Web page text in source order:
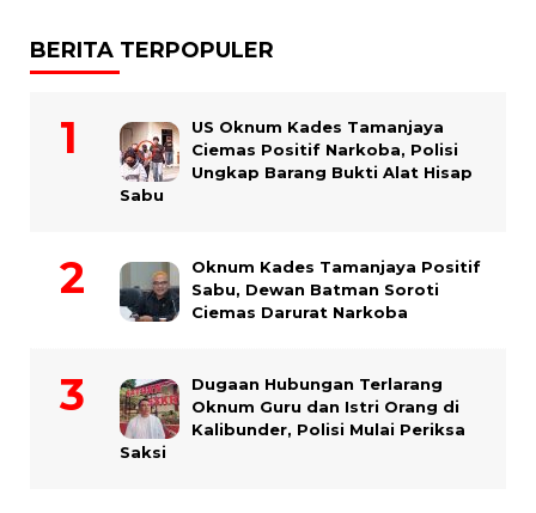
BERITA TERPOPULER
US Oknum Kades Tamanjaya
Ciemas Positif Narkoba, Polisi
Ungkap Barang Bukti Alat Hisap
Sabu
Oknum Kades Tamanjaya Positif
Sabu, Dewan Batman Soroti
Ciemas Darurat Narkoba
Dugaan Hubungan Terlarang
Oknum Guru dan Istri Orang di
Kalibunder, Polisi Mulai Periksa
Saksi